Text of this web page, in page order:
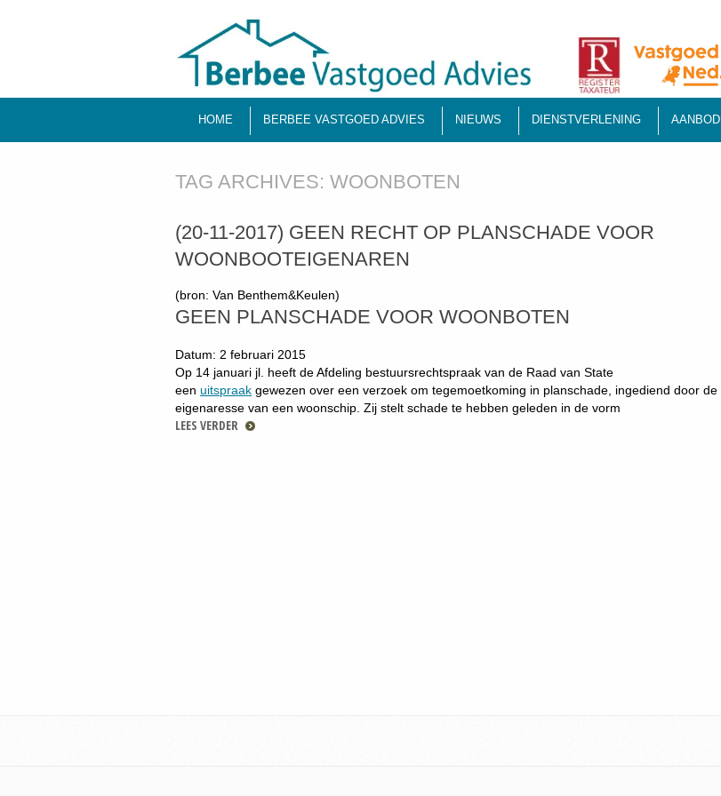
HOME BERBEE VASTGOED ADVIES NIEUWS DIENSTVERLENING AANBOD
TAG ARCHIVES: WOONBOTEN
(20-11-2017) GEEN RECHT OP PLANSCHADE VOOR
WOONBOOTEIGENAREN
(bron: Van Benthem&Keulen)
GEEN PLANSCHADE VOOR WOONBOTEN
Datum: 2 februari 2015
Op 14 januari jl. heeft de Afdeling bestuursrechtspraak van de Raad van State
een uitspraak gewezen over een verzoek om tegemoetkoming in planschade, ingediend door de
eigenaresse van een woonschip. Zij stelt schade te hebben geleden in de vorm
LEES VERDER